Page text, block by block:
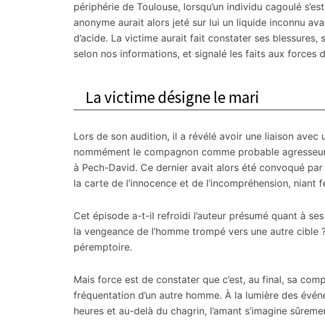
périphérie de Toulouse, lorsqu’un individu cagoulé
anonyme aurait alors jeté sur lui un liquide inconnu
d’acide. La victime aurait fait constater ses blessures,
selon nos informations, et signalé les faits aux forces
La victime désigne le mari
Lors de son audition, il a révélé avoir une liaison avec
nommément le compagnon comme probable
à Pech-David. Ce dernier avait alors été convoqué
la carte de l’innocence et de l’incompréhension, niant
Cet épisode a-t-il refroidi l’auteur présumé quant à
la vengeance de l’homme trompé vers une autre cible
péremptoire.
Mais force est de constater que c’est, au final, sa
fréquentation d’un autre homme. À la lumière des
heures et au-delà du chagrin, l’amant s’imagine